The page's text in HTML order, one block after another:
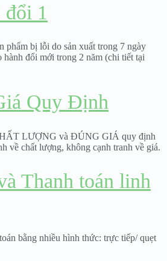
1
phẩm bị lỗi do sản xuất trong 7 ngày
hành đổi mới trong 2 năm (chi tiết tại
Quy Định
LƯỢNG và ĐÚNG GIÁ quy định
về chất lượng, không cạnh tranh về giá.
Thanh toán linh
bằng nhiều hình thức: trực tiếp/ quẹt